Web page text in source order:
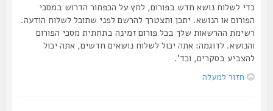
כדי לשלוח נושא חדש בפורום, לחץ על הכפתור הדרוש במסכי
הפורום או הנושא. יתכן ותצטרך להרשם לפני שתוכל לשלוח הודעה.
רשימת ההרשאות שלך בכל פורום זמינה בתחתית מסכי הפורום
והנושא. לדוגמה: אתה יכול לשלוח נושאים חדשים, אתה יכול
להצביע בסקרים, וכד'.
חזור למעלה